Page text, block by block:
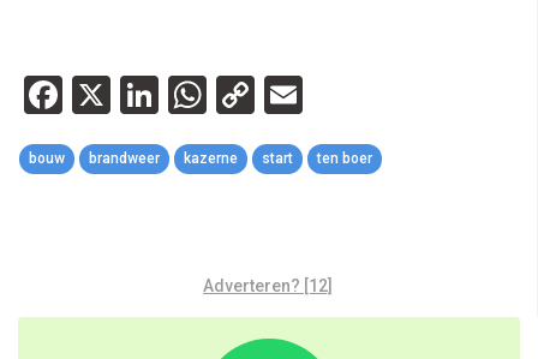
Facebook
X LinkedIn
WhatsApp
Copy
Link
bouw brandweer kazerne start ten boer
Adverteren? [12]